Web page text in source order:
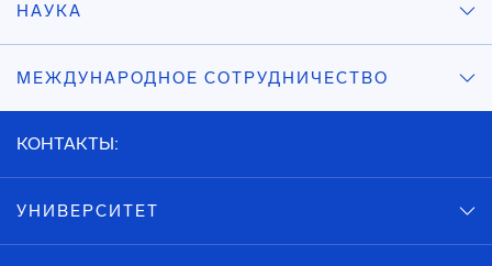
НАУКА
МЕЖДУНАРОДНОЕ СОТРУДНИЧЕСТВО
КОНТАКТЫ:
УНИВЕРСИТЕТ